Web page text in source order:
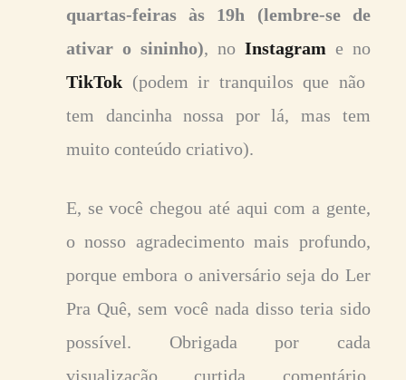
quartas-feiras às 19h
(lembre-se de
ativar o sininho), no Instagram e no
TikTok (podem ir tranquilos que não
tem dancinha nossa por lá, mas tem
muito conteúdo criativo).
E, se você chegou até aqui com a gente,
o nosso agradecimento mais profundo,
porque embora o aniversário seja do Ler
Pra Quê, sem você nada disso teria sido
possível. Obrigada por cada
visualização, curtida, comentário,